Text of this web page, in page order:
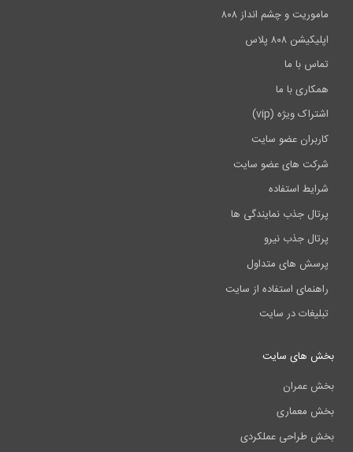
ماموریت و چشم انداز ۸۰۸
اپلیکیشن ۸۰۸ پلاس
تماس با ما
همکاری با ما
اشتراک ویژه (vip)
کاربران عضو سایت
شرکت های عضو سایت
شرایط استفاده
پرتال جذب نمایندگی ها
پرتال جذب نیرو
پرسش های متداول
راهنمای استفاده از سایت
تبلیغات در سایت
بخش های سایت
بخش عمران
بخش معماری
بخش طراحی عملکردی